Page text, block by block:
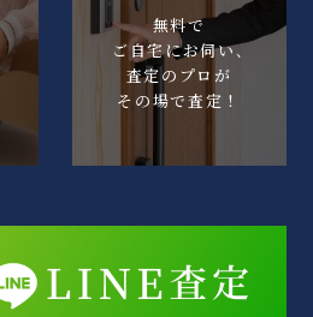
無料で
ご自宅にお伺い､
査定のプロが
その場で査定！